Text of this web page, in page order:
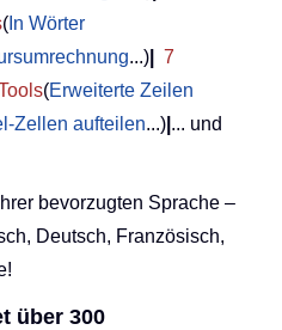
( In Wörter
...)
7
(Erweiterte Zeilen
Zellen aufteilen...) ... und
bevorzugten Sprache –
Deutsch, Französisch,
über 300